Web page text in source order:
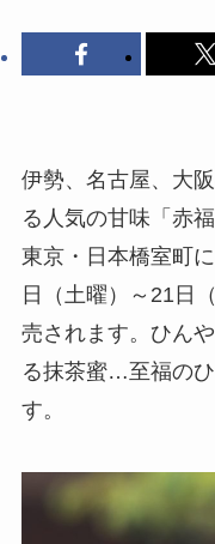
伊勢、名古屋、大
る人気の甘味「赤
東京・日本橋室町
日（土曜）～21日
売されます。ひん
る抹茶蜜…至福の
す。